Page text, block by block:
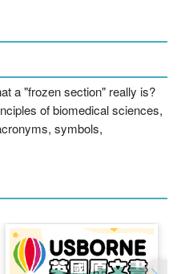
a "frozen section" really is?
of biomedical sciences,
symbols,